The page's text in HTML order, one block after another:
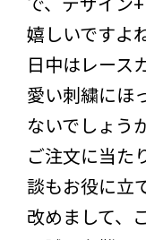
嬉しいですよ
日中はレース
愛い刺繍にほ
ないでしょう
ご注文に当た
談もお役に立
改めまして、